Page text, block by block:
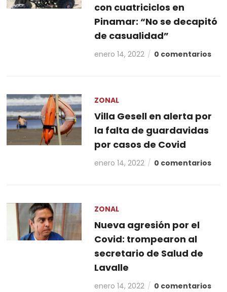
con cuatriciclos en
Pinamar: “No se decapitó
de casualidad”
enero 14, 2022 0 comentarios
ZONAL
Villa Gesell en alerta por
la falta de guardavidas
por casos de Covid
enero 14, 2022 0 comentarios
ZONAL
Nueva agresión por el
Covid: trompearon al
secretario de Salud de
Lavalle
enero 14, 2022 0 comentarios